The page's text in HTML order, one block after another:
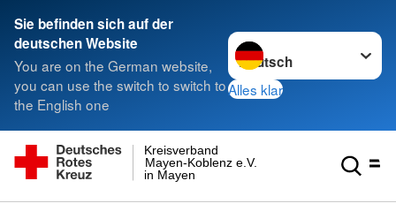
Sie befinden sich auf der
deutschen Website
You are on the German website,
you can use the switch to switch to
the English one
Sprache wechseln zu
Alles klar
in Mayen
Mayen-Koblenz e.V.
Kreisverband